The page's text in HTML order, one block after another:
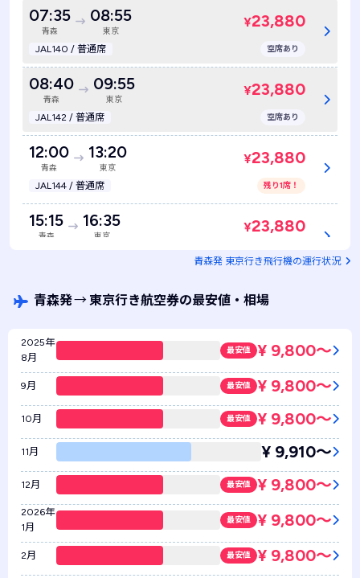
07:35
青森
08:55
東京
JAL140 / 普通席
¥23,880
空席あり
08:40
青森
09:55
東京
JAL142 / 普通席
¥23,880
空席あり
12:00
青森
13:20
東京
JAL144 / 普通席
¥23,880
残り1席！
15:15
青森
16:35
東京
¥23,880
残り4席！
青森発 東京行き飛行機の運行状況
青森発→東京行き航空券の最安値・相場
2025年
8月
最安値 ¥ 9,800〜
9月 最安値 ¥ 9,800〜
10月 最安値 ¥ 9,800〜
11月 ¥ 9,910〜
12月 最安値 ¥ 9,800〜
2026年
1月
最安値 ¥ 9,800〜
2月 最安値 ¥ 9,800〜